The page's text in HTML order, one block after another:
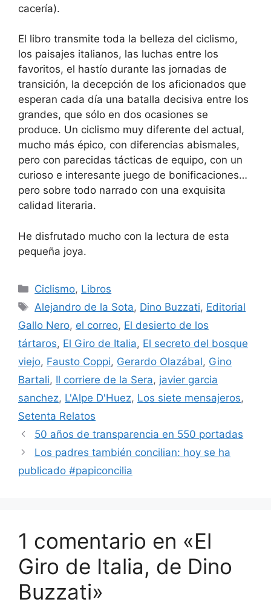
cacería).
El libro transmite toda la belleza del ciclismo,
los paisajes italianos, las luchas entre los
favoritos, el hastío durante las jornadas de
transición, la decepción de los aficionados que
esperan cada día una batalla decisiva entre los
grandes, que sólo en dos ocasiones se
produce. Un ciclismo muy diferente del actual,
mucho más épico, con diferencias abismales,
pero con parecidas tácticas de equipo, con un
curioso e interesante juego de bonificaciones…
pero sobre todo narrado con una exquisita
calidad literaria.
He disfrutado mucho con la lectura de esta
pequeña joya.
Categorías
Ciclismo, Libros
Etiquetas
Alejandro de la Sota, Dino Buzzati, Editorial
Gallo Nero, el correo, El desierto de los
tártaros, El Giro de Italia, El secreto del bosque
viejo, Fausto Coppi, Gerardo Olazábal, Gino
Bartali, Il corriere de la Sera, javier garcia
sanchez, L'Alpe D'Huez, Los siete mensajeros,
Setenta Relatos
50 años de transparencia en 550 portadas
Los padres también concilian: hoy se ha
publicado #papiconcilia
1 comentario en «El
Giro de Italia, de Dino
Buzzati»